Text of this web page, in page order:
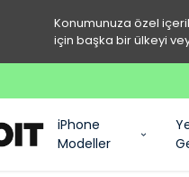
Konumunuza özel
için başka bir ülkeyi
iPhone
Modeller